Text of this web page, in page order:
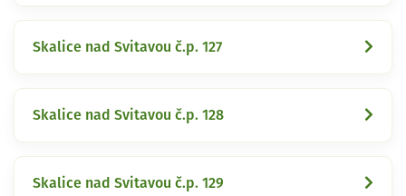
Skalice nad Svitavou č.p. 127
Skalice nad Svitavou č.p. 128
Skalice nad Svitavou č.p. 129